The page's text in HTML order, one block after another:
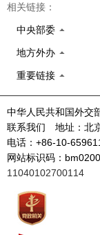
相关链接：
中央部委
地方外办
重要链接
中华人民共和国外
联系我们 地址：北
电话：+86-10-
网站标识码：
11040102700114